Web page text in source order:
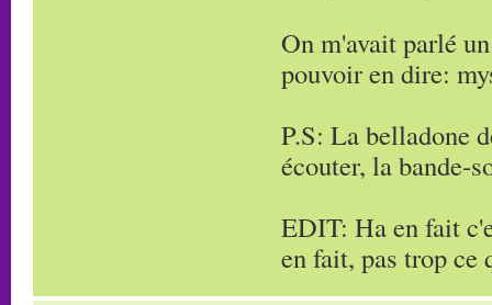
On m'avait parlé
pouvoir en dire:
P.S: La belladone
écouter, la bande-
EDIT: Ha en fait
en fait, pas trop ce